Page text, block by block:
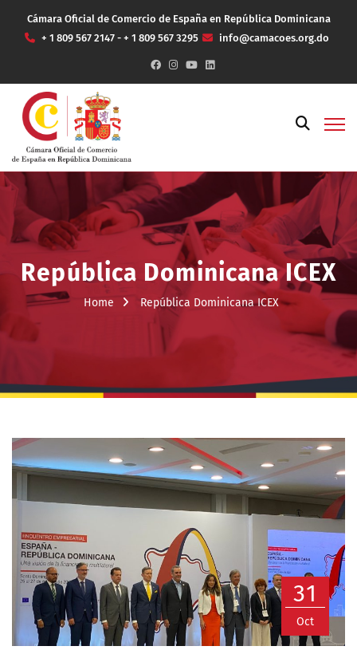
Cámara Oficial de Comercio de España en República Dominicana
+ 1 809 567 2147 - + 1 809 567 3295
info@camacoes.org.do
República Dominicana ICEX
Home República Dominicana ICEX
31
Oct